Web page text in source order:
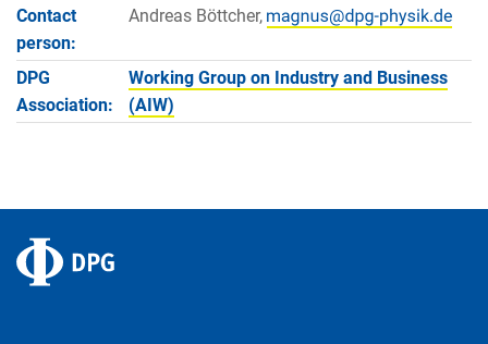
Contact
person:
Andreas Böttcher,
DPG
Association:
Working Group on Industry and Business
(AIW)